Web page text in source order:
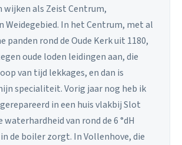
als Zeist Centrum,
Weidegebied. In het Centrum, met al
panden rond de Oude Kerk uit 1180,
oude loden leidingen aan, die
van tijd lekkages, en dan is
specialiteit. Vorig jaar nog heb ik
in een huis vlakbij Slot
waterhardheid van rond de 6 °dH
de boiler zorgt. In Vollenhove, die